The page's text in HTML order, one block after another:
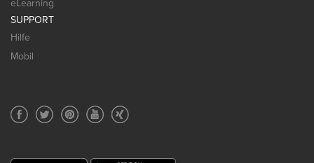
eLearning
SUPPORT
Hilfe
Mobil